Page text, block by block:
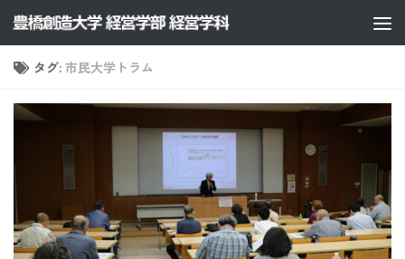
コンテンツへスキップ
タグ: 市民大学トラム